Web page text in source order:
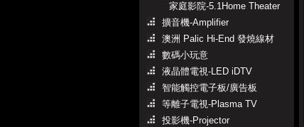
家庭影院-5.1Home Theater
擴音機-Amplifier
澳洲 Palic Hi-End 發燒線材
數碼小玩意
液晶體電視-LED iDTV
智能觸控電子板/廣告板
等離子電視-Plasma TV
投影機-Projector